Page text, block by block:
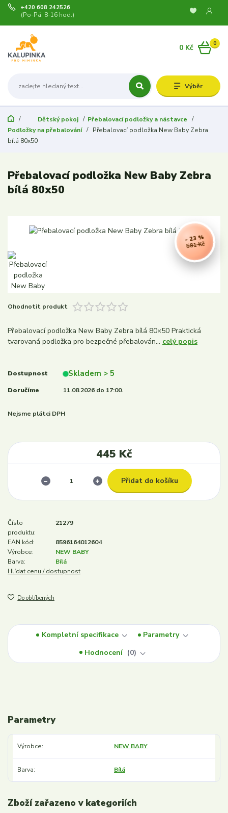
Výběr
+420 608 242526
(Po-Pá, 8-16 hod.)
0
0 Kč
Dětský pokoj
Přebalovací podložky a nástavce
Podložky na přebalování
Přebalovací podložka New Baby Zebra
bílá 80x50
Přebalovací podložka New Baby Zebra
bílá 80x50
581 Kč
- 23 %
Ohodnotit produkt
Přebalovací podložka New Baby Zebra bílá 80×50 Praktická
tvarovaná podložka pro bezpečné přebalován... celý popis
Dostupnost Skladem > 5
Doručíme 11.08.2026 do 17:00.
Nejsme plátci DPH
445 Kč
Přidat do košíku
Číslo
produktu:
21279
EAN kód:
8596164012604
Výrobce:
NEW BABY
Barva:
Bílá
Hlídat cenu / dostupnost
Do oblíbených
Kompletní specifikace
Parametry
Hodnocení
0
Parametry
Výrobce NEW BABY
Barva Bílá
Zboží zařazeno v kategoriích